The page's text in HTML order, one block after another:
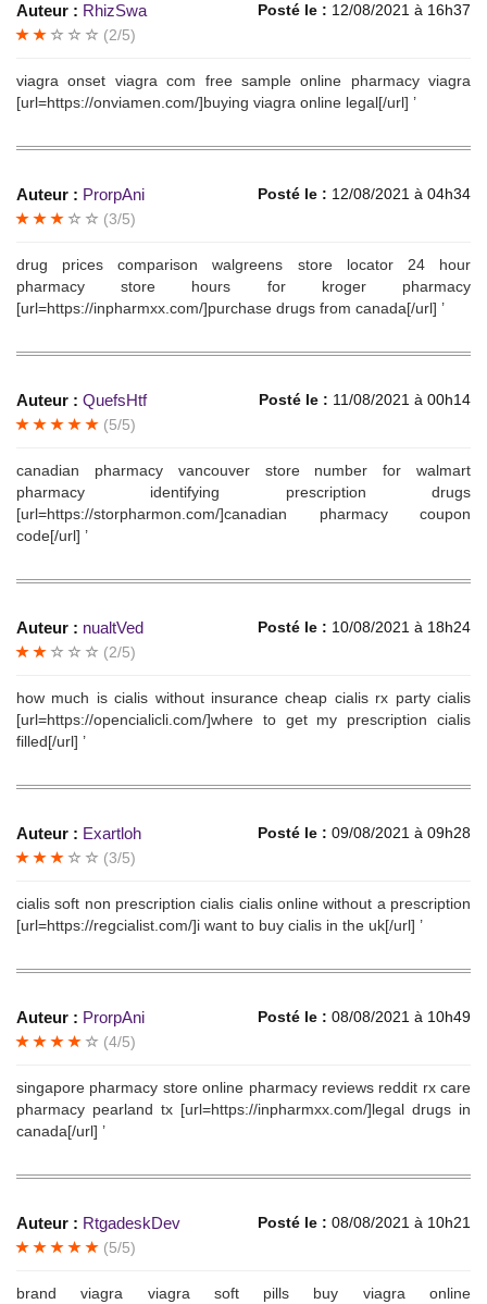
Auteur : RhizSwa Posté le : 12/08/2021 à 16h37
(2/5)
viagra onset viagra com free sample online pharmacy viagra
[url=https://onviamen.com/]buying viagra online legal[/url] ’
Auteur : ProrpAni Posté le : 12/08/2021 à 04h34
(3/5)
drug prices comparison walgreens store locator 24 hour
pharmacy store hours for kroger pharmacy
[url=https://inpharmxx.com/]purchase drugs from canada[/url] ’
Auteur : QuefsHtf Posté le : 11/08/2021 à 00h14
(5/5)
canadian pharmacy vancouver store number for walmart
pharmacy identifying prescription drugs
[url=https://storpharmon.com/]canadian pharmacy coupon
code[/url] ’
Auteur : nualtVed Posté le : 10/08/2021 à 18h24
(2/5)
how much is cialis without insurance cheap cialis rx party cialis
[url=https://opencialicli.com/]where to get my prescription cialis
filled[/url] ’
Auteur : Exartloh Posté le : 09/08/2021 à 09h28
(3/5)
cialis soft non prescription cialis cialis online without a prescription
[url=https://regcialist.com/]i want to buy cialis in the uk[/url] ’
Auteur : ProrpAni Posté le : 08/08/2021 à 10h49
(4/5)
singapore pharmacy store online pharmacy reviews reddit rx care
pharmacy pearland tx [url=https://inpharmxx.com/]legal drugs in
canada[/url] ’
Auteur : RtgadeskDev Posté le : 08/08/2021 à 10h21
(5/5)
brand viagra viagra soft pills buy viagra online